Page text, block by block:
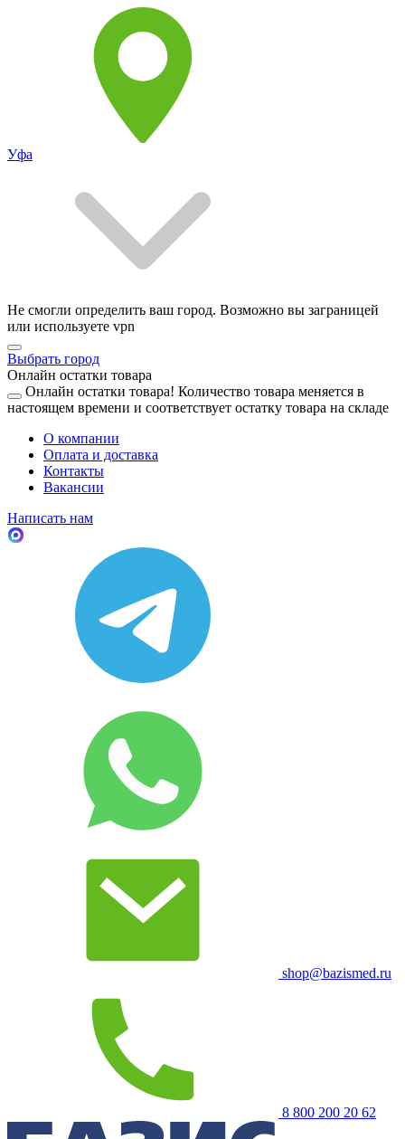
Уфа
Не смогли определить ваш город. Возможно вы заграницей
или используете vpn
Выбрать город
Онлайн остатки товара
Онлайн остатки товара! Количество товара меняется в
настоящем времени и соответствует остатку товара на складе
О компании
Оплата и доставка
Контакты
Вакансии
Написать нам
shop@bazismed.ru
8 800 200 20 62